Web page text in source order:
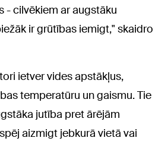
- cilvēkiem ar augstāku
ir grūtības iemigt," skaidro
ietver vides apstākļus,
temperatūru un gaismu. Tie
jutība pret ārējām
aizmigt jebkurā vietā vai